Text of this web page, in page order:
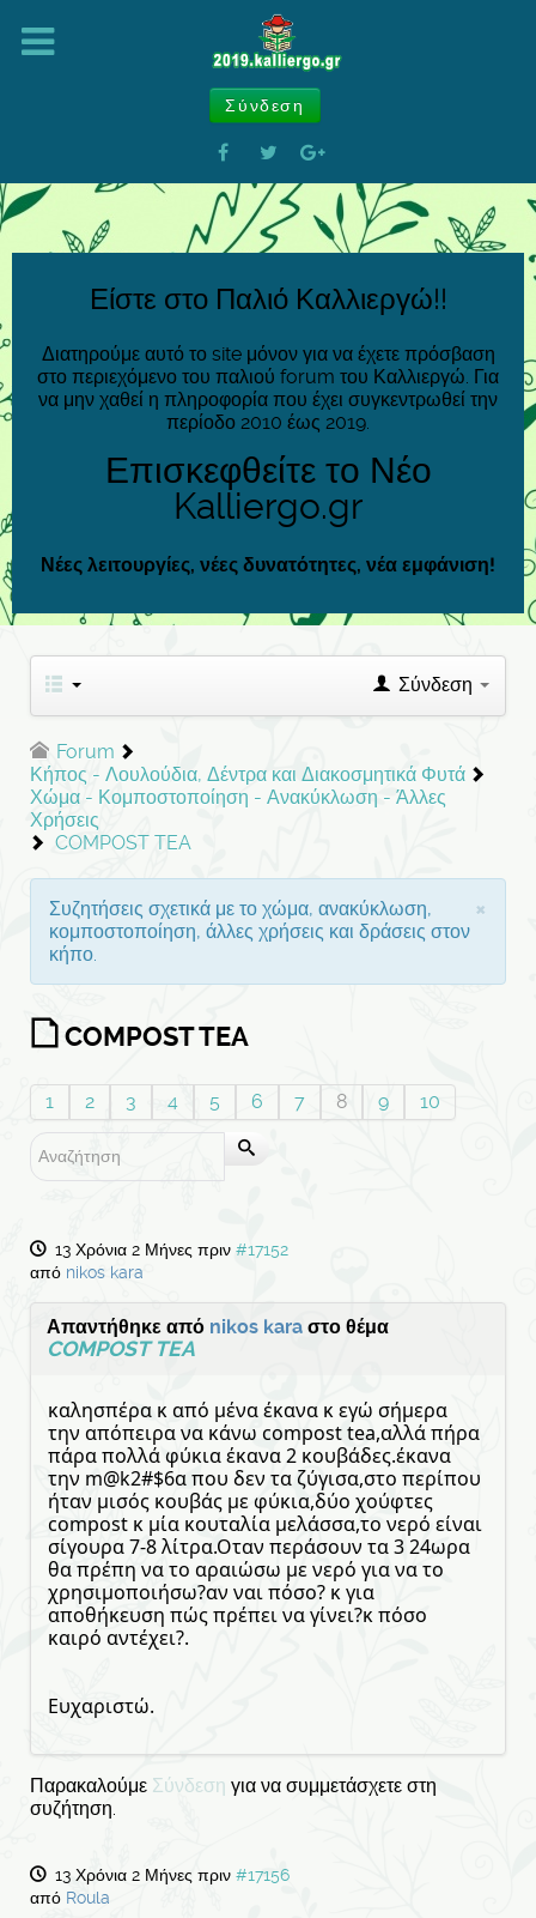
Σύνδεση
Είστε στο Παλιό Καλλιεργώ!!
Διατηρούμε αυτό το site μόνον για να έχετε πρόσβαση
στο περιεχόμενο του παλιού forum του Καλλιεργώ. Για
να μην χαθεί η πληροφορία που έχει συγκεντρωθεί την
περίοδο 2010 έως 2019.
Επισκεφθείτε το Νέο
Kalliergo.gr
Νέες λειτουργίες, νέες δυνατότητες, νέα εμφάνιση!
Σύνδεση
Forum
Κήπος - Λουλούδια, Δέντρα και Διακοσμητικά Φυτά
Χώμα - Κομποστοποίηση - Ανακύκλωση - Άλλες
Χρήσεις
COMPOST TEA
×
Συζητήσεις σχετικά με το χώμα, ανακύκλωση,
κομποστοποίηση, άλλες χρήσεις και δράσεις στον
κήπο.
COMPOST TEA
1 2 3 4 5 6 7 8 9 10
13 Χρόνια 2 Μήνες πριν #17152
από nikos kara
Απαντήθηκε από nikos kara στο θέμα
COMPOST TEA
καλησπέρα κ από μένα έκανα κ εγώ σήμερα
την απόπειρα να κάνω compost tea,αλλά πήρα
πάρα πολλά φύκια έκανα 2 κουβάδες.έκανα
την m@k2#$6α που δεν τα ζύγισα,στο περίπου
ήταν μισός κουβάς με φύκια,δύο χούφτες
compost κ μία κουταλία μελάσσα,το νερό είναι
σίγουρα 7-8 λίτρα.Οταν περάσουν τα 3 24ωρα
θα πρέπη να το αραιώσω με νερό για να το
χρησιμοποιήσω?αν ναι πόσο? κ για
αποθήκευση πώς πρέπει να γίνει?κ πόσο
καιρό αντέχει?.
Ευχαριστώ.
Παρακαλούμε Σύνδεση για να συμμετάσχετε στη
συζήτηση.
13 Χρόνια 2 Μήνες πριν #17156
από Roula